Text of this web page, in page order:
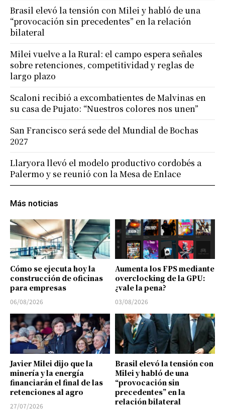
Más noticias
Cómo se ejecuta hoy la
construcción de oficinas
para empresas
06/08/2026
Aumenta los FPS mediante
overclocking de la GPU:
¿vale la pena?
03/08/2026
Javier Milei dijo que la
minería y la energía
financiarán el final de las
retenciones al agro
27/07/2026
Brasil elevó la tensión con
Milei y habló de una
“provocación sin
precedentes” en la
relación bilateral
Brasil elevó la tensión con Milei y habló de una
“provocación sin precedentes” en la relación
bilateral
Milei vuelve a la Rural: el campo espera señales
sobre retenciones, competitividad y reglas de
largo plazo
Scaloni recibió a excombatientes de Malvinas en
su casa de Pujato: “Nuestros colores nos unen”
San Francisco será sede del Mundial de Bochas
2027
Llaryora llevó el modelo productivo cordobés a
Palermo y se reunió con la Mesa de Enlace